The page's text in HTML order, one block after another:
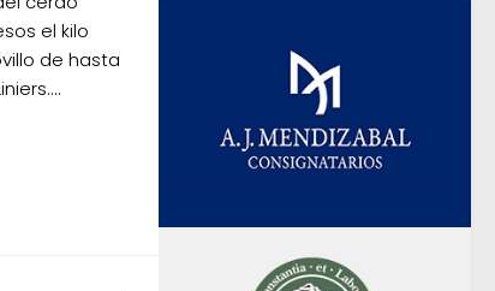
el kilo
de hasta